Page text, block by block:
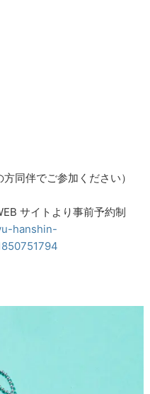
同伴でご参加ください）
サイトより事前予約制
hanshin-